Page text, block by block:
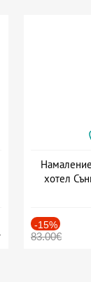
хотел
-15%
83.00€